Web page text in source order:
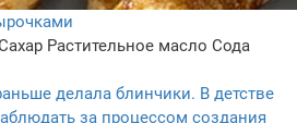
Растительное масло Сода
делала блинчики. В детстве
за процессом создания